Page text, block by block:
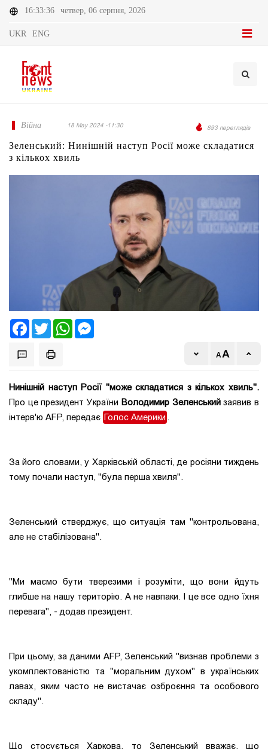
16:33:36 четвер, 06 серпня, 2026
UKR ENG
Війна 18 May 2024 -11:30 893 переглядів
Зеленський: Нинішній наступ Росії може складатися
з кількох хвиль
FacebookTwitter WhatsApp
Нинішній наступ Росії "може складатися з кількох хвиль".
Про це президент України Володимир Зеленськийзаявив в
інтерв'ю AFP, передає Голос Америки .
За його словами, у Харківській області, де росіяни тиждень
тому почали наступ, "була перша хвиля".
Зеленський стверджує, що ситуація там "контрольована,
але не стабілізована".
"Ми маємо бути тверезими і розуміти, що вони йдуть
глибше на нашу територію. А не навпаки. І це все одно їхня
перевага", - додав президент.
При цьому, за даними AFP, Зеленський "визнав проблеми з
укомплектованістю та "моральним духом" в українських
лавах, яким часто не вистачає озброєння та особового
складу".
Що стосується Харкова, то Зеленський вважає, що